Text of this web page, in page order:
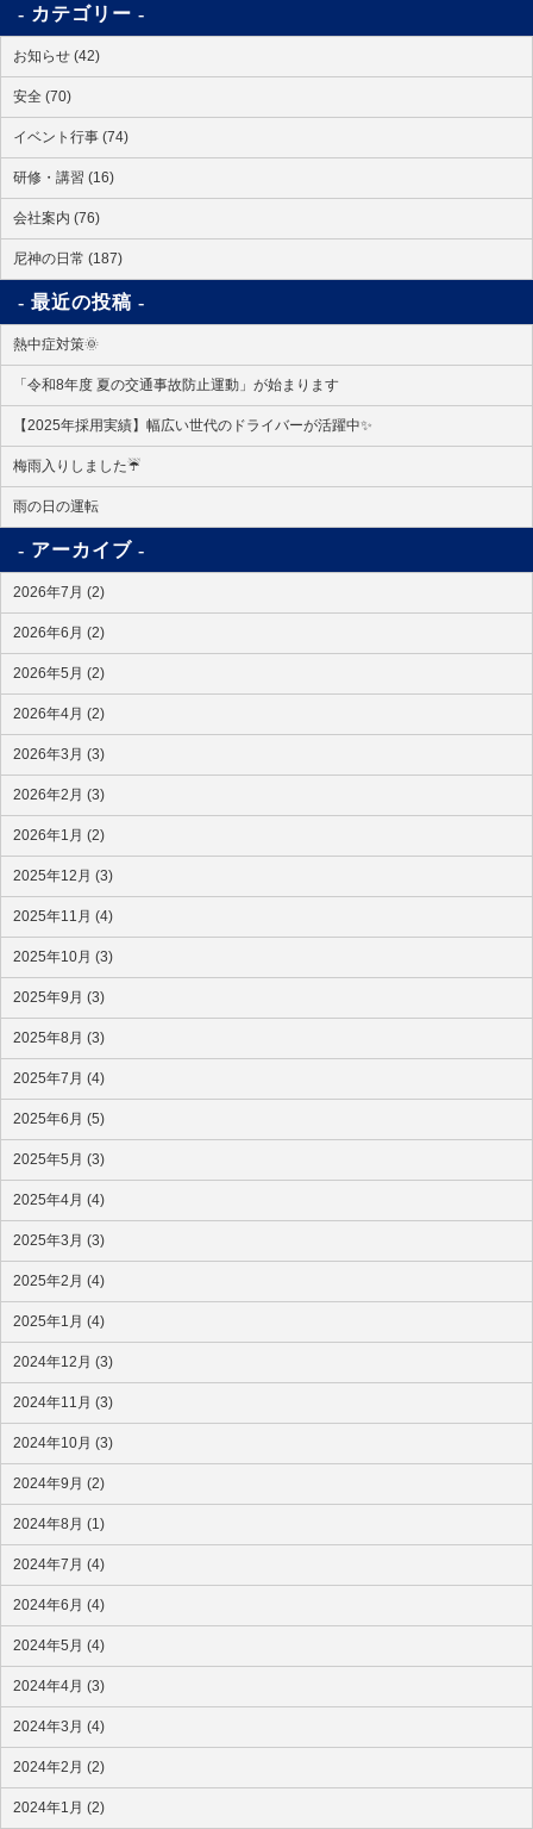
カテゴリー
お知らせ (42)
安全 (70)
イベント行事 (74)
研修・講習 (16)
会社案内 (76)
尼神の日常 (187)
最近の投稿
熱中症対策🌞
「令和8年度 夏の交通事故防止運動」が始まります
【2025年採用実績】幅広い世代のドライバーが活躍中✨
梅雨入りしました☔
雨の日の運転
アーカイブ
2026年7月 (2)
2026年6月 (2)
2026年5月 (2)
2026年4月 (2)
2026年3月 (3)
2026年2月 (3)
2026年1月 (2)
2025年12月 (3)
2025年11月 (4)
2025年10月 (3)
2025年9月 (3)
2025年8月 (3)
2025年7月 (4)
2025年6月 (5)
2025年5月 (3)
2025年4月 (4)
2025年3月 (3)
2025年2月 (4)
2025年1月 (4)
2024年12月 (3)
2024年11月 (3)
2024年10月 (3)
2024年9月 (2)
2024年8月 (1)
2024年7月 (4)
2024年6月 (4)
2024年5月 (4)
2024年4月 (3)
2024年3月 (4)
2024年2月 (2)
2024年1月 (2)